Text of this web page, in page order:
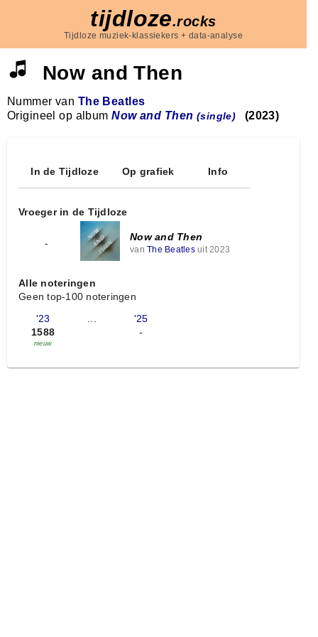
tijdloze.rocks
Tijdloze muziek-klassiekers + data-analyse
Now and Then
Nummer van The Beatles
Origineel op albumNow and Then (single) (2023)
In de Tijdloze Op grafiek Info
Vroeger in de Tijdloze
-
Now and Then
van The Beatlesuit 2023
Alle noteringen
Geen top-100 noteringen
'23
1588
nieuw
...
'25
-